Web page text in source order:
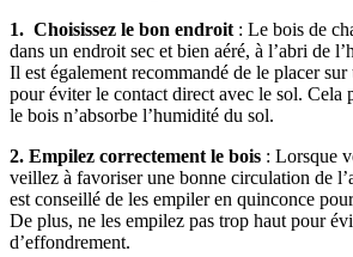
1. Choisissez le bon endroit : Le bois de
dans un endroit sec et bien aéré, à l’abri de
Il est également recommandé de le placer sur
pour éviter le contact direct avec le sol. Cela
le bois n’absorbe l’humidité du sol.
2. Empilez correctement le bois : Lorsque
veillez à favoriser une bonne circulation de
est conseillé de les empiler en quinconce
De plus, ne les empilez pas trop haut pour
d’effondrement.